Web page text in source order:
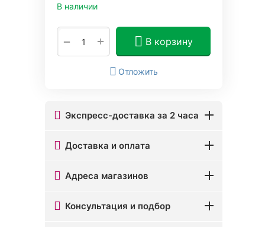
В наличии
+
− В корзину
Отложить
Экспресс-доставка за 2 часа
Доставка и оплата
Адреса магазинов
Консультация и подбор